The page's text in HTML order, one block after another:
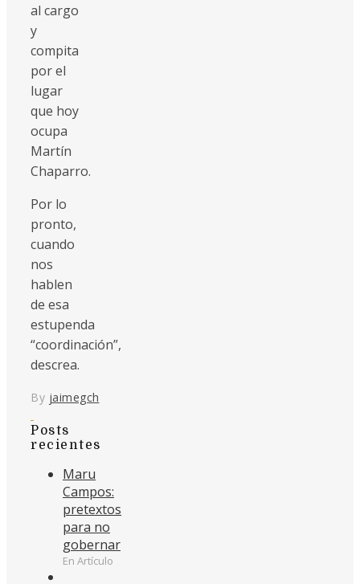
al cargo
y
compita
por el
lugar
que hoy
ocupa
Martín
Chaparro.
Por lo
pronto,
cuando
nos
hablen
de esa
estupenda
“coordinación”,
descrea.
By jaimegch
Posts
recientes
Maru
Campos:
pretextos
para no
gobernar
En Artículo